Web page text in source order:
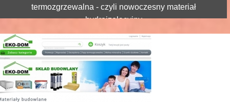
termozgrzewalna - czyli nowoczesny materiał
hydroizolacyjny